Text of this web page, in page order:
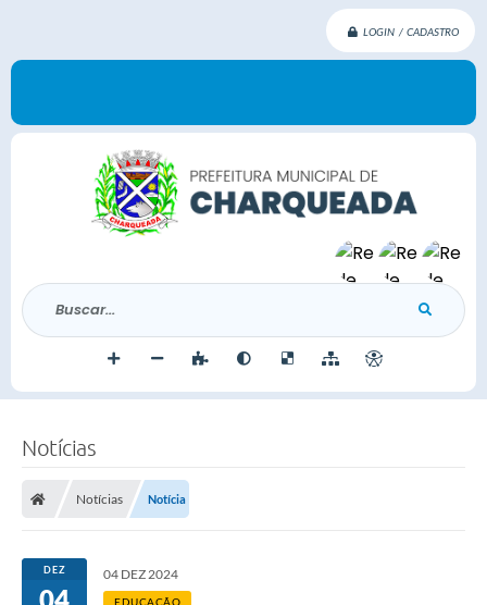
LOGIN / CADASTRO
Buscar...
Notícias
Notícias Notícia
DEZ 04 DEZ 2024
EDUCAÇÃO